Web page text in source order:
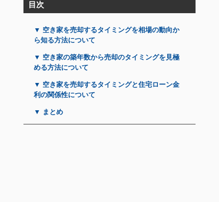
目次
▼ 空き家を売却するタイミングを相場の動向か
ら知る方法について
▼ 空き家の築年数から売却のタイミングを見極
める方法について
▼ 空き家を売却するタイミングと住宅ローン金
利の関係性について
▼ まとめ